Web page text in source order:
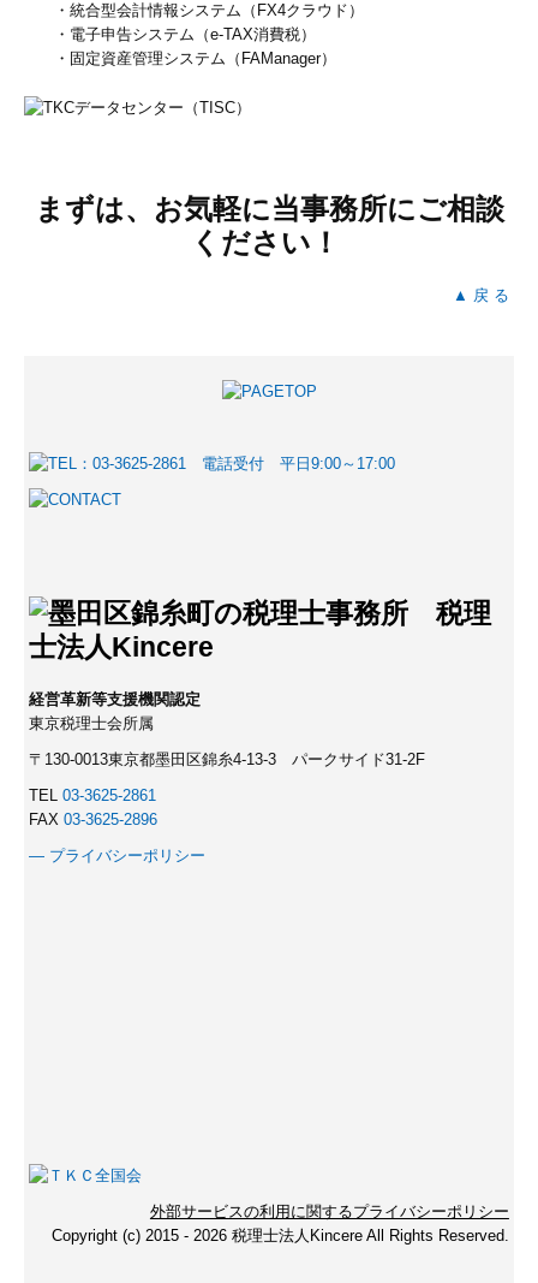
・統合型会計情報システム（FX4クラウド）
・電子申告システム（e-TAX消費税）
・固定資産管理システム（FAManager）
まずは、お気軽に当事務所にご相談
ください！
▲ 戻 る
経営革新等支援機関認定
東京税理士会所属
〒130-0013東京都墨田区錦糸4-13-3 パークサイド31-2F
TEL03-3625-2861
FAX03-3625-2896
― プライバシーポリシー
外部サービスの利用に関するプライバシーポリシー
Copyright (c) 2015 - 2026 税理士法人Kincere All Rights Reserved.